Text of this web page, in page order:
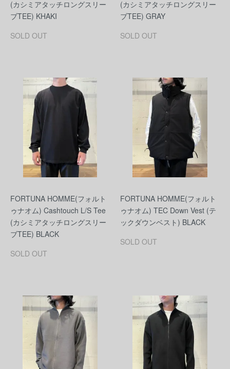
(カシミアタッチロングスリー
ブTEE) KHAKI
SOLD OUT
(カシミアタッチロングスリー
ブTEE) GRAY
SOLD OUT
FORTUNA HOMME(フォルト
ゥナオム) Cashtouch L/S Tee
(カシミアタッチロングスリー
ブTEE) BLACK
SOLD OUT
FORTUNA HOMME(フォルト
ゥナオム) TEC Down Vest (テ
ックダウンベスト) BLACK
SOLD OUT